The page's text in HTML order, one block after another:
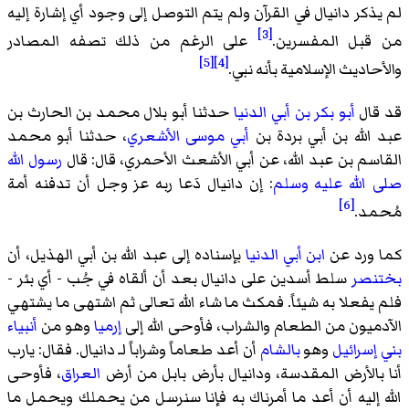
لم يذكر دانيال في القرآن ولم يتم التوصل إلى وجود أي إشارة إليه
من قبل المفسرين.[3]
على الرغم من ذلك تصفه المصادر
والأحاديث الإسلامية بأنه نبي.[4]
[5]
قد قال أبو بكر بن أبي الدنياحدثنا أبو بلال محمد بن الحارث بن
عبد الله بن أبي بردة بن أبي موسى الأشعري، حدثنا أبو محمد
القاسم بن عبد الله، عن أبي الأشعث الأحمري، قال: قال رسول الله
صلى الله عليه وسلم:إن دانيال دَعا ربه عز وجل أن تدفنه أمة
مُحمد.
[6]
كما ورد عن ابن أبي الدنيابإسناده إلى عبد الله بن أبي الهذيل، أن
بختنصر سلط أسدين على دانيال بعد أن ألقاه في جُب - أي بئر -
فلم يفعلا به شيئاً. فمكث ما شاء الله تعالى ثم اشتهى ما يشتهي
الآدميون من الطعام والشراب، فأوحى الله إلىإرمياوهو من أنبياء
بني إسرائيل وهوبالشام أن أعد طعاماً وشراباً لـ دانيال. فقال: يارب
أنا بالأرض المقدسة، ودانيال بأرض بابل من أرض العراق، فأوحى
الله إليه أن أعد ما أمرناك به فإنا سنرسل من يحملك ويحمل ما